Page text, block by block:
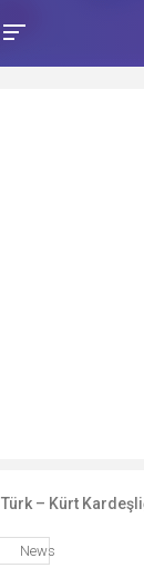
Türk – Kürt
News